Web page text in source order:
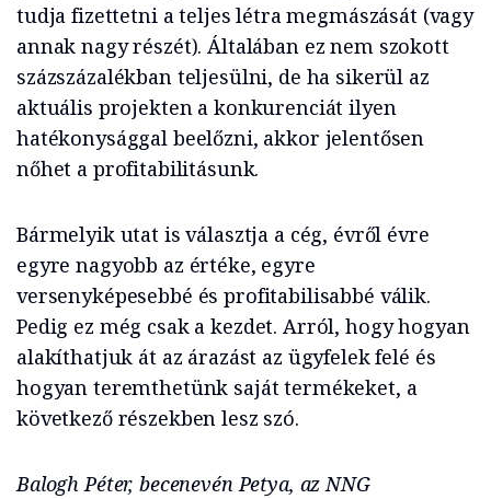
tudja fizettetni a teljes létra megmászását (vagy
annak nagy részét). Általában ez nem szokott
százszázalékban teljesülni, de ha sikerül az
aktuális projekten a konkurenciát ilyen
hatékonysággal beelőzni, akkor jelentősen
nőhet a profitabilitásunk.
Bármelyik utat is választja a cég, évről évre
egyre nagyobb az értéke, egyre
versenyképesebbé és profitabilisabbé válik.
Pedig ez még csak a kezdet. Arról, hogy hogyan
alakíthatjuk át az árazást az ügyfelek felé és
hogyan teremthetünk saját termékeket, a
következő részekben lesz szó.
Balogh Péter, becenevén Petya, az NNG